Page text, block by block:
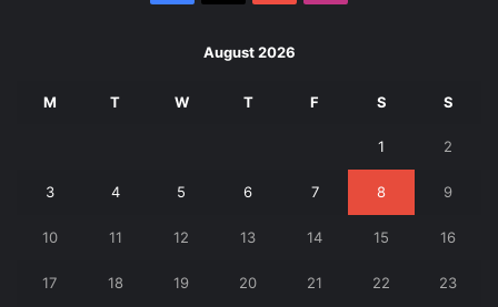
August 2026
M T W T F S S
1 2
3 4 5 6 7 8 9
10 11 12 13 14 15 16
17 18 19 20 21 22 23